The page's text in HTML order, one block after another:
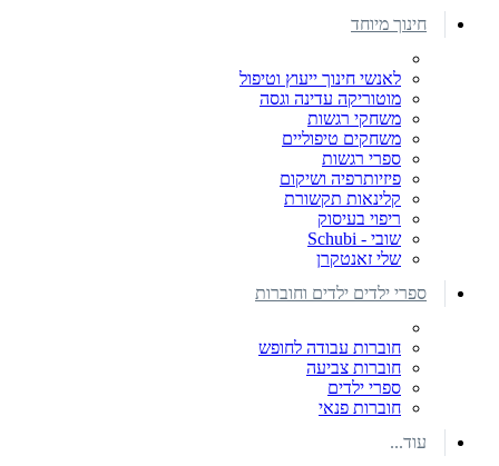
חינוך מיוחד
לאנשי חינוך ייעוץ וטיפול
מוטוריקה עדינה וגסה
משחקי רגשות
משחקים טיפוליים
ספרי רגשות
פיזיותרפיה ושיקום
קלינאות תקשורת
ריפוי בעיסוק
שובי - Schubi
שלי זאנטקרן
ספרי ילדים ילדים וחוברות
חוברות עבודה לחופש
חוברות צביעה
ספרי ילדים
חוברות פנאי
עוד...